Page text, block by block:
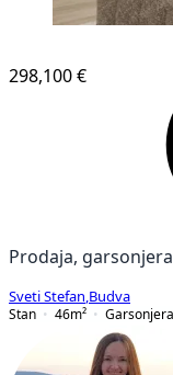
298,100 €
Prodaja,
Sveti Stefan Budva
Stan
46m² Garsonjera